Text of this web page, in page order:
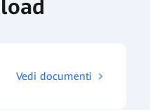
Vedi documenti